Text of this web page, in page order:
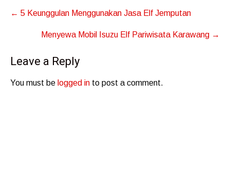
Post
navigation
← 5 Keunggulan Menggunakan Jasa Elf Jemputan
Menyewa Mobil Isuzu Elf Pariwisata Karawang →
Leave a Reply
You must be logged in to post a comment.